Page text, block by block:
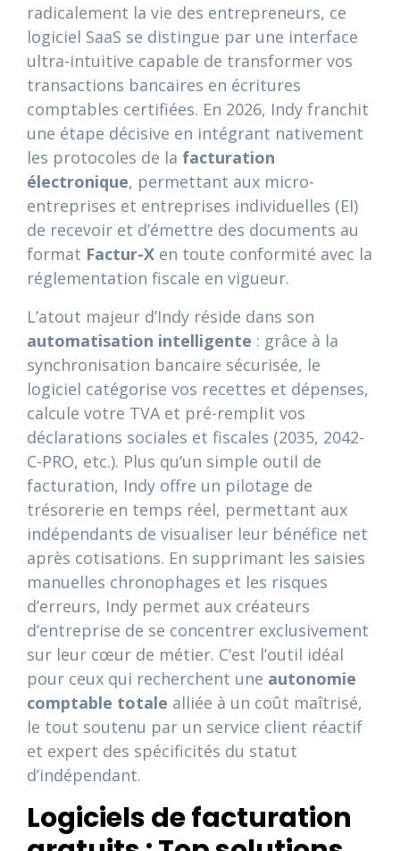
radicalement la vie des entrepreneurs, ce
logiciel SaaS se distingue par une interface
ultra-intuitive capable de transformer vos
transactions bancaires en écritures
comptables certifiées. En 2026, Indy franchit
une étape décisive en intégrant nativement
les protocoles de la facturation
électronique, permettant aux micro-
entreprises et entreprises individuelles (EI)
de recevoir et d’émettre des documents au
format Factur-X en toute conformité avec la
réglementation fiscale en vigueur.
L’atout majeur d’Indy réside dans son
automatisation intelligente : grâce à la
synchronisation bancaire sécurisée, le
logiciel catégorise vos recettes et dépenses,
calcule votre TVA et pré-remplit vos
déclarations sociales et fiscales (2035, 2042-
C-PRO, etc.). Plus qu’un simple outil de
facturation, Indy offre un pilotage de
trésorerie en temps réel, permettant aux
indépendants de visualiser leur bénéfice net
après cotisations. En supprimant les saisies
manuelles chronophages et les risques
d’erreurs, Indy permet aux créateurs
d’entreprise de se concentrer exclusivement
sur leur cœur de métier. C’est l’outil idéal
pour ceux qui recherchent une autonomie
comptable totale alliée à un coût maîtrisé,
le tout soutenu par un service client réactif
et expert des spécificités du statut
d’indépendant.
Logiciels de facturation